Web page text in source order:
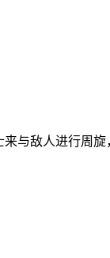
与敌人进行周